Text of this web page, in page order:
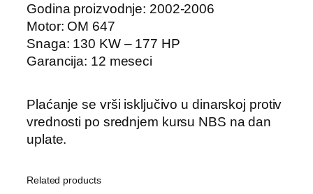
Godina proizvodnje: 2002-2006
Motor: OM 647
Snaga: 130 KW – 177 HP
Garancija: 12 meseci
Plaćanje se vrši isključivo u dinarskoj protiv
vrednosti po srednjem kursu NBS na dan
uplate.
Related products